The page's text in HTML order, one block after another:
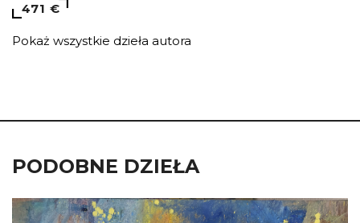
471 €
Pokaż wszystkie dzieła autora
PODOBNE DZIEŁA